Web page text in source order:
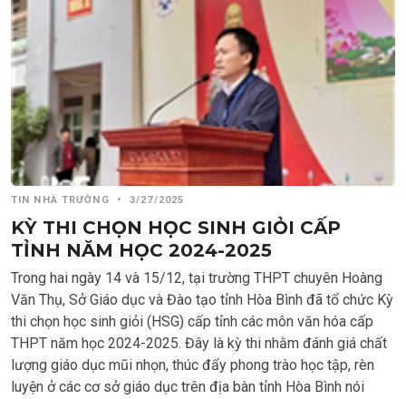
TIN NHÀ TRƯỜNG • 3/27/2025
KỲ THI CHỌN HỌC SINH GIỎI CẤP
TỈNH NĂM HỌC 2024-2025
Trong hai ngày 14 và 15/12, tại trường THPT chuyên Hoàng
Văn Thụ, Sở Giáo dục và Đào tạo tỉnh Hòa Bình đã tổ chức Kỳ
thi chọn học sinh giỏi (HSG) cấp tỉnh các môn văn hóa cấp
THPT năm học 2024-2025. Đây là kỳ thi nhằm đánh giá chất
lượng giáo dục mũi nhọn, thúc đẩy phong trào học tập, rèn
luyện ở các cơ sở giáo dục trên địa bàn tỉnh Hòa Bình nói